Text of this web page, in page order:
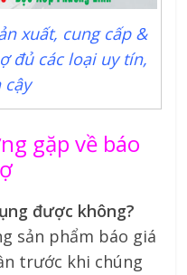
xuất, cung cấp &
đủ các loại uy tín,
cậy
gặp về báo
được không?
sản phẩm báo giá
trước khi chúng